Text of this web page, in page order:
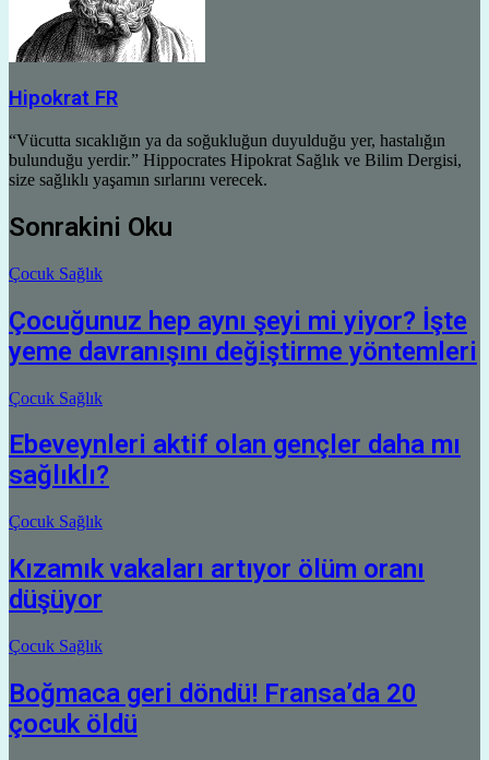
Hipokrat FR
“Vücutta sıcaklığın ya da soğukluğun duyulduğu yer, hastalığın
bulunduğu yerdir.” Hippocrates Hipokrat Sağlık ve Bilim Dergisi,
size sağlıklı yaşamın sırlarını verecek.
Sonrakini Oku
Çocuk Sağlık
Çocuğunuz hep aynı şeyi mi yiyor? İşte
yeme davranışını değiştirme yöntemleri
Çocuk Sağlık
Ebeveynleri aktif olan gençler daha mı
sağlıklı?
Çocuk Sağlık
Kızamık vakaları artıyor ölüm oranı
düşüyor
Çocuk Sağlık
Boğmaca geri döndü! Fransa’da 20
çocuk öldü